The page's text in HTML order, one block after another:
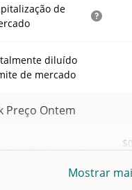
de
diluído
de mercado
Preço Ontem
/ Alta de ontem
Mostrar